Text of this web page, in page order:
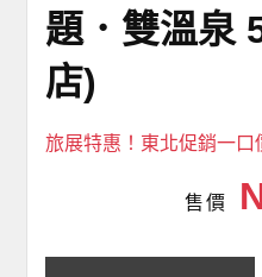
題．雙溫泉
店)
旅展特惠！東北促銷一口
售價